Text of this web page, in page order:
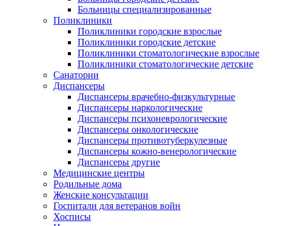
Больницы специализированные
Поликлиники
Поликлиники городские взрослые
Поликлиники городские детские
Поликлиники стоматологические взрослые
Поликлиники стоматологические детские
Санатории
Диспансеры
Диспансеры врачебно-физкультурные
Диспансеры наркологические
Диспансеры психоневрологические
Диспансеры онкологические
Диспансеры противотуберкулезные
Диспансеры кожно-венерологические
Диспансеры другие
Медицинские центры
Родильные дома
Женские консультации
Госпитали для ветеранов войн
Хосписы